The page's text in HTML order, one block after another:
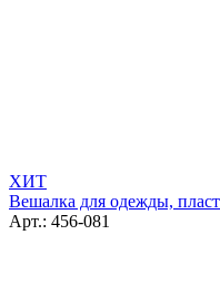
ХИТ
Вешалка для одежды,
Арт.: 456-081